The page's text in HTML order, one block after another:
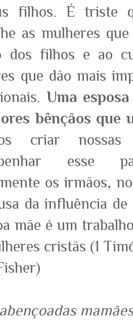
filhos. É triste
as mulheres
dos filhos e ao
que dão mais
Uma
bênçãos que
criar
esse
os irmãos,
da influência de
mãe é um
cristãs (1